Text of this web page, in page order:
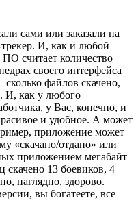
сами или заказали на
И, как и любой
считает количество
своего интерфейса
файлов скачено,
И, как у любого
у Вас, конечно, и
и удобное. А может
приложение может
«скачано/отдано» или
приложением мегабайт
скачено 13 боевиков, 4
наглядно, здорово.
вы богатеете, все